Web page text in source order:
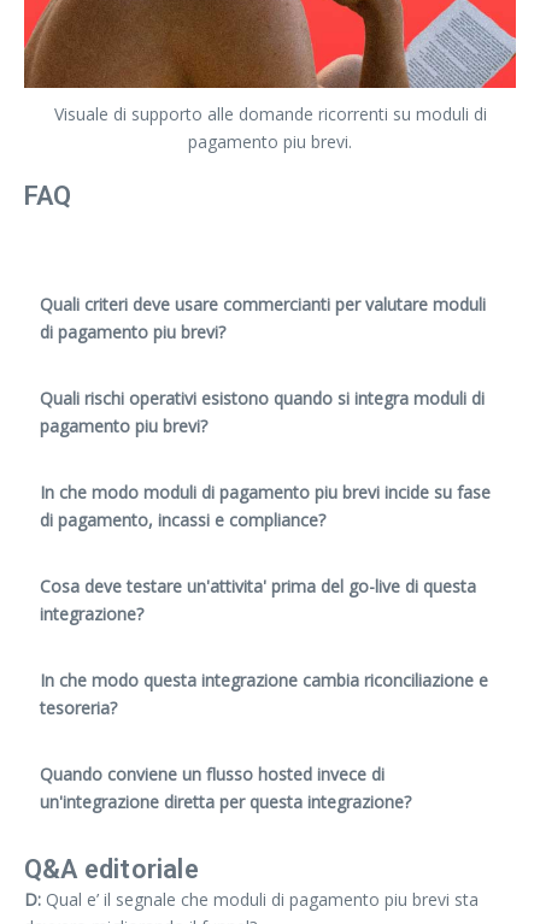
Visuale di supporto alle domande ricorrenti su moduli di
pagamento piu brevi.
FAQ
Quali criteri deve usare commercianti per valutare moduli
di pagamento piu brevi?
Quali rischi operativi esistono quando si integra moduli di
pagamento piu brevi?
In che modo moduli di pagamento piu brevi incide su fase
di pagamento, incassi e compliance?
Cosa deve testare un'attivita' prima del go-live di questa
integrazione?
In che modo questa integrazione cambia riconciliazione e
tesoreria?
Quando conviene un flusso hosted invece di
un'integrazione diretta per questa integrazione?
Q&A editoriale
D: Qual e’ il segnale che moduli di pagamento piu brevi sta